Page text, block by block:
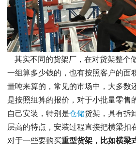
其实不同的货架厂，在对货架整个
一组算多少钱的，也有按照客户的面
量吨来算的，常见的市场中，大多数
是按照组算的报价，对于小批量零售
自己安装，特别是仓储货架，具有拆
层高的特点，安装过程直接把横梁扣
对于一些要购买重型货架，比如横梁